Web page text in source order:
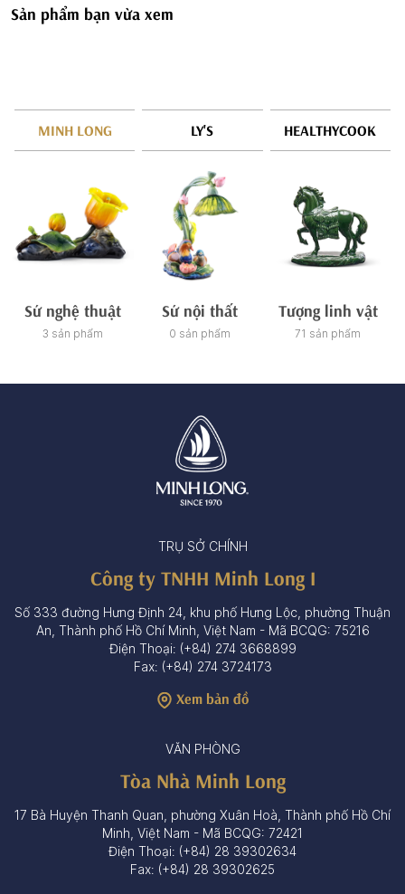
Sản phẩm bạn vừa xem
MINH LONG LY'S HEALTHYCOOK
Sứ nghệ thuật
3 sản phẩm
Sứ nội thất
0 sản phẩm
Tượng linh vật
71 sản phẩm
TRỤ SỞ CHÍNH
Công ty TNHH Minh Long I
Số 333 đường Hưng Định 24, khu phố Hưng Lộc, phường Thuận
An, Thành phố Hồ Chí Minh, Việt Nam - Mã BCQG: 75216
Điện Thoại: (+84) 274 3668899
Fax: (+84) 274 3724173
Xem bản đồ
VĂN PHÒNG
Tòa Nhà Minh Long
17 Bà Huyện Thanh Quan, phường Xuân Hoà, Thành phố Hồ Chí
Minh, Việt Nam - Mã BCQG: 72421
Điện Thoại: (+84) 28 39302634
Fax: (+84) 28 39302625